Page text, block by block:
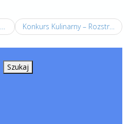
Konkurs Kulinarny – Rozstrzygnięty!
Szukaj